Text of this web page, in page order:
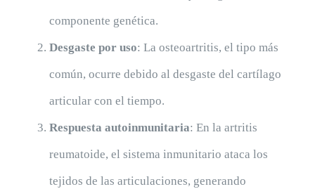
componente genética.
Desgaste por uso: La osteoartritis, el tipo más
común, ocurre debido al desgaste del cartílago
articular con el tiempo.
Respuesta autoinmunitaria: En la artritis
reumatoide, el sistema inmunitario ataca los
tejidos de las articulaciones, generando